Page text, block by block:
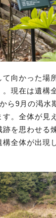
向かった場
。現在は遺構
ら9月の渇水
す。全体が見
を思わせる
構全体が出現